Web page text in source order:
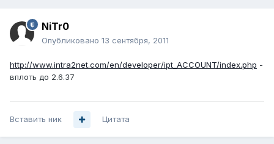
NiTr0
Опубликовано 13 сентября, 2011
http://www.intra2net.com/en/developer/ipt_ACCOUNT/index.php -
вплоть до 2.6.37
Вставить ник Цитата